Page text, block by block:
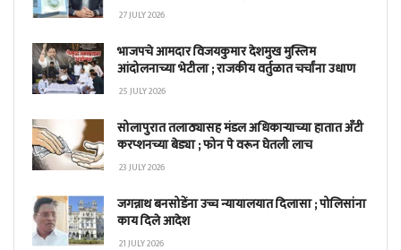
27 JULY 2026
भाजपचे आमदार विजयकुमार देशमुख मुस्लिम
आंदोलनाच्या भेटीला ; राजकीय वर्तुळात चर्चांना उधाण
25 JULY 2026
सोलापुरात तलाठ्यासह मंडल अधिकाऱ्याच्या हातात अँटी
करप्शनच्या बेड्या ; फोन पे वरून घेतली लाच
23 JULY 2026
जगन्नाथ बनसोडेंना उच्च न्यायालयात दिलासा ; पोलिसांना
काय दिले आदेश
21 JULY 2026